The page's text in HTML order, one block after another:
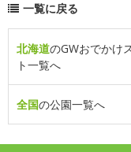
一覧に戻る
北海道のGWおでかけ
ト一覧へ
全国の公園一覧へ